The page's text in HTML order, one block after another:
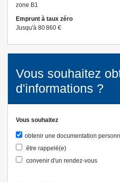
zone B1
Emprunt à taux zéro
Jusqu'à 80 860 €
Vous souhaitez
d'informations ?
Vous souhaitez
obtenir une documentation
être rappelé(e)
convenir d'un rendez-vous